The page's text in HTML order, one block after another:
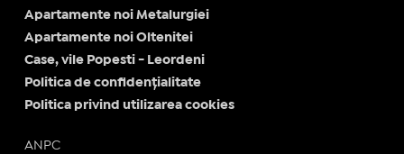
Apartamente noi Metalurgiei
Apartamente noi Oltenitei
Case, vile Popesti - Leordeni
Politica de confidențialitate
Politica privind utilizarea cookies
ANPC